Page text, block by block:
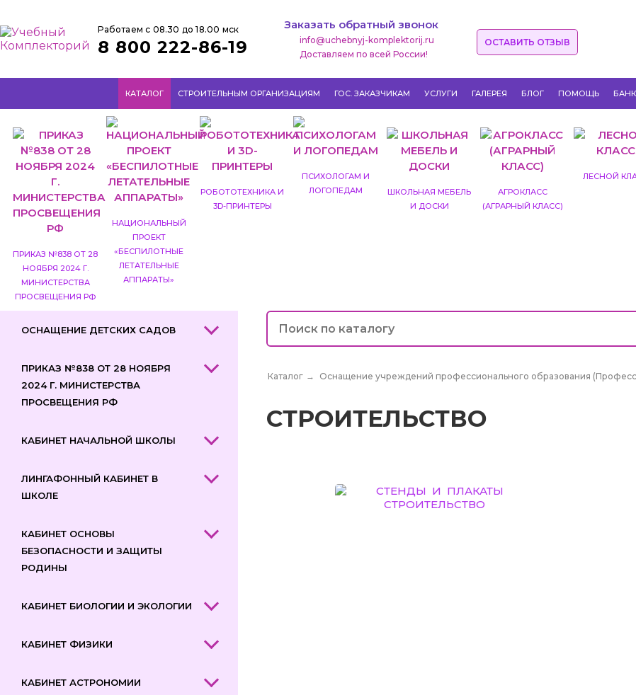
Работаем с 08.30 до 18.00 мск
8 800 222-86-19
Заказать обратный звонок
info@uchebnyj-komplektorij.ru
Доставляем по всей России!
ОСТАВИТЬ ОТЗЫВ
КАТАЛОГ СТРОИТЕЛЬНЫМ ОРГАНИЗАЦИЯМ ГОС. ЗАКАЗЧИКАМ УСЛУГИ ГАЛЕРЕЯ БЛОГ ПОМОЩЬ
ПРИКАЗ №838 ОТ 28
НОЯБРЯ 2024 Г.
МИНИСТЕРСТВА
ПРОСВЕЩЕНИЯ РФ
НАЦИОНАЛЬНЫЙ
ПРОЕКТ
«БЕСПИЛОТНЫЕ
ЛЕТАТЕЛЬНЫЕ
АППАРАТЫ»
РОБОТОТЕХНИКА И
3D-ПРИНТЕРЫ
ПСИХОЛОГАМ И
ЛОГОПЕДАМ
ШКОЛЬНАЯ МЕБЕЛЬ
И ДОСКИ
АГРОКЛАСС
(АГРАРНЫЙ КЛАСС)
ЛЕСНОЙ
ОСНАЩЕНИЕ ДЕТСКИХ САДОВ
ПРИКАЗ №838 ОТ 28 НОЯБРЯ
2024 Г. МИНИСТЕРСТВА
ПРОСВЕЩЕНИЯ РФ
КАБИНЕТ НАЧАЛЬНОЙ ШКОЛЫ
ЛИНГАФОННЫЙ КАБИНЕТ В
ШКОЛЕ
КАБИНЕТ ОСНОВЫ
БЕЗОПАСНОСТИ И ЗАЩИТЫ
РОДИНЫ
КАБИНЕТ БИОЛОГИИ И ЭКОЛОГИИ
КАБИНЕТ ФИЗИКИ
КАБИНЕТ АСТРОНОМИИ
Каталог → Оснащение учреждений профессионального образования
СТРОИТЕЛЬСТВО